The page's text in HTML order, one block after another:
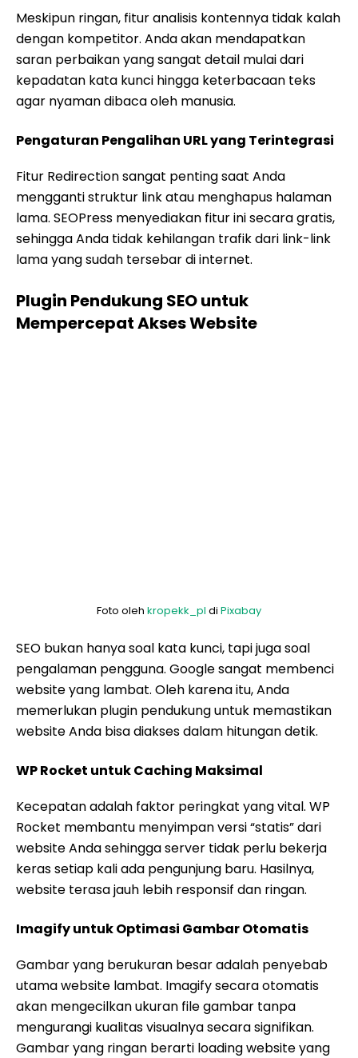
Meskipun ringan, fitur analisis kontennya tidak kalah
dengan kompetitor. Anda akan mendapatkan
saran perbaikan yang sangat detail mulai dari
kepadatan kata kunci hingga keterbacaan teks
agar nyaman dibaca oleh manusia.
Pengaturan Pengalihan URL yang Terintegrasi
Fitur Redirection sangat penting saat Anda
mengganti struktur link atau menghapus halaman
lama. SEOPress menyediakan fitur ini secara gratis,
sehingga Anda tidak kehilangan trafik dari link-link
lama yang sudah tersebar di internet.
Plugin Pendukung SEO untuk
Mempercepat Akses Website
Foto oleh kropekk_pl di Pixabay
SEO bukan hanya soal kata kunci, tapi juga soal
pengalaman pengguna. Google sangat membenci
website yang lambat. Oleh karena itu, Anda
memerlukan plugin pendukung untuk memastikan
website Anda bisa diakses dalam hitungan detik.
WP Rocket untuk Caching Maksimal
Kecepatan adalah faktor peringkat yang vital. WP
Rocket membantu menyimpan versi “statis” dari
website Anda sehingga server tidak perlu bekerja
keras setiap kali ada pengunjung baru. Hasilnya,
website terasa jauh lebih responsif dan ringan.
Imagify untuk Optimasi Gambar Otomatis
Gambar yang berukuran besar adalah penyebab
utama website lambat. Imagify secara otomatis
akan mengecilkan ukuran file gambar tanpa
mengurangi kualitas visualnya secara signifikan.
Gambar yang ringan berarti loading website yang